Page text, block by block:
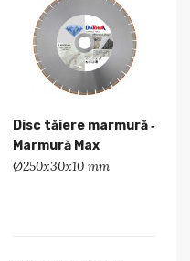
Disc tăiere marmură ‑
Marmură Max
Ø250x30x10 mm